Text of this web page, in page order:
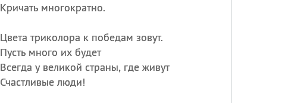
Кричать многократно.
Цвета триколора к победам зовут.
Пусть много их будет
Всегда у великой страны, где живут
Счастливые люди!